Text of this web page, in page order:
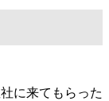
に来てもらった